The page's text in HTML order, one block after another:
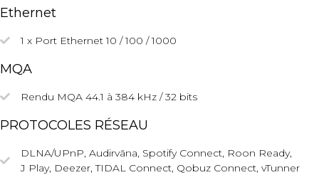
Ethernet
1 x Port Ethernet 10 / 100 / 1000
MQA
Rendu MQA 44.1 à 384 kHz / 32 bits
PROTOCOLES RÉSEAU
DLNA/UPnP, Audirvāna, Spotify Connect, Roon Ready,
J Play, Deezer, TIDAL Connect, Qobuz Connect, vTunner